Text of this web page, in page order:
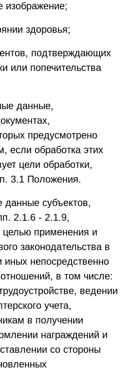
изображение;
здоровья;
подтверждающих
или попечительства
данные,
предусмотрено
если обработка этих
цели обработки,
3.1 Положения.
субъектов,
2.1.6 - 2.1.9,
применения и
законодательства в
иных непосредственно
в том числе:
ведении
учета,
в получении
награждений и
со стороны